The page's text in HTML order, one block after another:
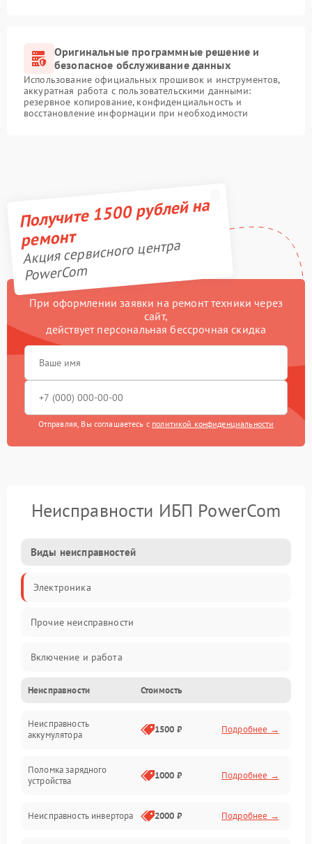
Оригинальные программные решение и
безопасное обслуживание данных
Использование официальных прошивок и инструментов,
аккуратная работа с пользовательскими данными:
резервное копирование, конфиденциальность и
восстановление информации при необходимости
Получите 1500 рублей на
ремонт
Акция сервисного центра
PowerCom
При оформлении заявки на ремонт техники через
сайт,
действует персональная бессрочная скидка
Отправляя, Вы соглашаетесь с политикой конфиденциальности
Неисправности ИБП PowerCom
Виды неисправностей
Электроника
Прочие неисправности
Включение и работа
Работа с нагрузкой
Звук и индикация
Неисправности Стоимость
Неисправность
аккумулятора
1500 ₽ Подробнее →
Поломка зарядного
устройства
1000 ₽ Подробнее →
Неисправность инвертора 2000 ₽ Подробнее →